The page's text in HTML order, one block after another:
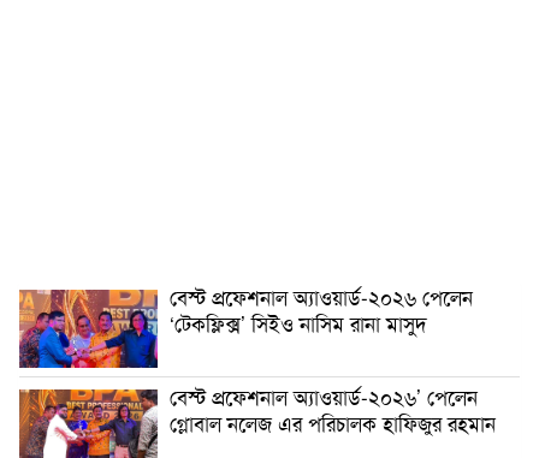
বেস্ট প্রফেশনাল অ্যাওয়ার্ড-২০২৬ পেলেন
‘টেকফ্লিক্স’ সিইও নাসিম রানা মাসুদ
বেস্ট প্রফেশনাল অ্যাওয়ার্ড-২০২৬’ পেলেন
গ্লোবাল নলেজ এর পরিচালক হাফিজুর রহমান